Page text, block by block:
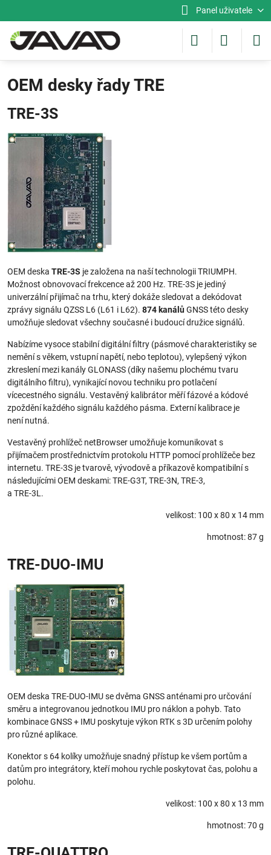
Panel uživatele
OEM desky řady TRE
TRE-3S
OEM deska TRE-3S je založena na naší technologii TRIUMPH.
Možnost obnovovací frekcence až 200 Hz. TRE-3S je jediný
univerzální přijímač na trhu, který dokáže sledovat a dekódovat
zprávy signálu QZSS L6 (L61 i L62). 874 kanálůGNSS této desky
umožňuje sledovat všechny současné i budoucí družice signálů.
Nabízíme vysoce stabilní digitální filtry (pásmové charakteristiky se
nemění s věkem, vstupní napětí, nebo teplotou), vylepšený výkon
zkreslení mezi kanály GLONASS (díky našemu plochému tvaru
digitálního filtru), vynikající novou techniku pro potlačení
vícecestného signálu. Vestavěný kalibrátor měří fázové a kódové
zpoždění každého signálu každého pásma. Externí kalibrace je
není nutná.
Vestavěný prohlížeč netBrowser umožňuje komunikovat s
přijímačem prostřednictvím protokolu HTTP pomocí prohlížeče bez
internetu. TRE-3S je tvarově, vývodově a příkazově kompatibilní s
následujícími OEM deskami: TRE-G3T, TRE-3N, TRE-3,
a TRE-3L.
velikost: 100 x 80 x 14 mm
hmotnost: 87 g
TRE-DUO-IMU
OEM deska TRE-DUO-IMU se dvěma GNSS anténami pro určování
směru a integrovanou jednotkou IMU pro náklon a pohyb. Tato
kombinace GNSS + IMU poskytuje výkon RTK s 3D určením polohy
pro různé aplikace.
Konektor s 64 kolíky umožňuje snadný přístup ke všem portům a
datům pro integrátory, kteří mohou rychle poskytovat čas, polohu a
polohu.
velikost: 100 x 80 x 13 mm
hmotnost: 70 g